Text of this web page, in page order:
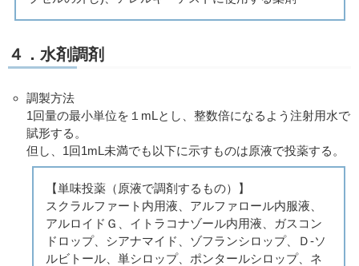
４．水剤調剤
調製方法
1回量の最小単位を１mLとし、整数倍になるよう注射用水で
賦形する。
但し、1回1mL未満でも以下に示すものは原液で投薬する。
【単味投薬（原液で調剤するもの）】
スクラルファート内用液、アルファロール内服液、
アルロイドＧ、イトラコナゾール内用液、ガスコン
ドロップ、シアナマイド、ゾフランシロップ、Ｄ-ソ
ルビトール、単シロップ、ポンタールシロップ、ネ